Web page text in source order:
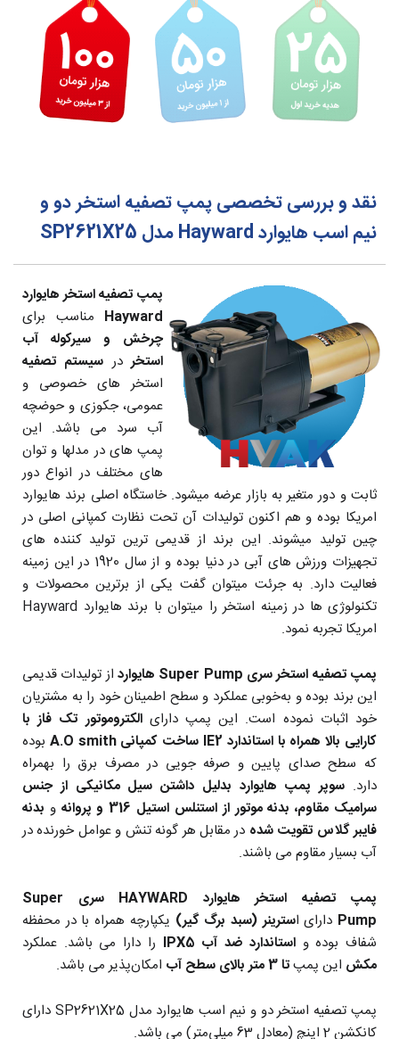
نقد و بررسی تخصصی پمپ تصفیه استخر دو و
نیم اسب هایوارد Hayward مدل SP2621X25
پمپ تصفیه استخر هایوارد
Hayward مناسب برای
چرخش و سیرکوله آب
استخردر سیستم تصفیه
استخر های خصوصی و
عمومی، جکوزی و حوضچه
آب سرد می باشد. این
پمپ های در مدلها و توان
های مختلف در انواع دور
ثابت و دور متغیر به بازار عرضه میشود. خاستگاه اصلی برند هایوارد
امریکا بوده و هم اکنون تولیدات آن تحت نظارت کمپانی اصلی در
چین تولید میشوند. این برند از قدیمی ترین تولید کننده های
تجهیزات ورزش های آبی در دنیا بوده و از سال 1920 در این زمینه
فعالیت دارد. به جرئت میتوان گفت یکی از برترین محصولات و
تکنولوژی ها در زمینه استخر را میتوان با برند هایوارد Hayward
امریکا تجربه نمود.
پمپ تصفیه استخر سری Super Pump هایوارد
از تولیدات قدیمی
این برند بوده و به‌خوبی عملکرد و سطح اطمینان خود را به مشتریان
خود اثبات نموده است. این پمپ دارایالکتروموتور تک فاز با
کارایی بالا همراه با استاندارد IE2 ساخت کمپانی A.O smith
بوده
که سطح صدای پایین و صرفه جویی در مصرف برق را بهمراه
دارد. سوپر پمپ هایوارد بدلیل داشتن سیل مکانیکی از جنس
سرامیک مقاوم، بدنه موتور از استنلس استیل 316 و
پروانه و بدنه
فایبر گلاس تقویت شده در مقابل هر گونه تنش و عوامل خورنده در
آب بسیار مقاوم می باشند.
پمپ تصفیه استخر هایوارد HAYWARD سری Super
Pump دارای استرینر (سبد برگ گیر) یکپارچه همراه با در محفظه
شفاف بوده واستاندارد ضد آب IPX5
را دارا می باشد. عملکرد
مکش این پمپتا 3 متر بالای سطح آب امکان‌پذیر می باشد.
پمپ تصفیه استخر دو و نیم اسب هایوارد مدل SP2621X25 دارای
کانکشن 2 اینچ (معادل 63 میلی‌متر) می باشد.